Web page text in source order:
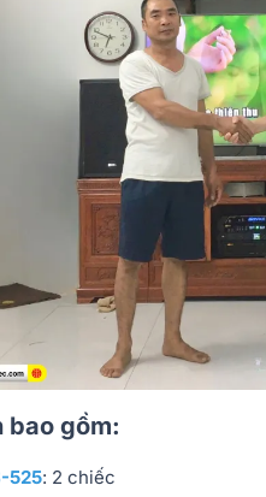
bao gồm:
525: 2 chiếc